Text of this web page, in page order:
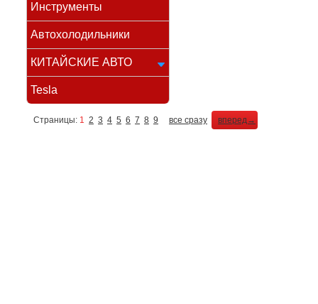
Инструменты
Автохолодильники
КИТАЙСКИЕ АВТО
Tesla
Страницы: 1 2 3 4 5 6 7 8 9 все сразу вперед→